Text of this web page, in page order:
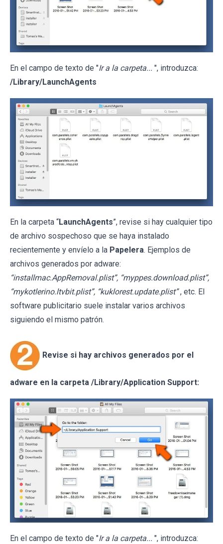
En el campo de texto de "Ir a la carpeta... ", introduzca:
/Library/LaunchAgents
En la carpeta “LaunchAgents”, revise si hay cualquier tipo
de archivo sospechoso que se haya instalado
recientemente y envíelo a la Papelera. Ejemplos de
archivos generados por adware:
“installmac.AppRemoval.plist”, “myppes.download.plist”,
“mykotlerino.ltvbit.plist”, “kuklorest.update.plist” , etc. El
software publicitario suele instalar varios archivos
siguiendo el mismo patrón.
Revise si hay archivos generados por el
adware en la carpeta /Library/Application Support:
En el campo de texto de "Ir a la carpeta... ", introduzca: